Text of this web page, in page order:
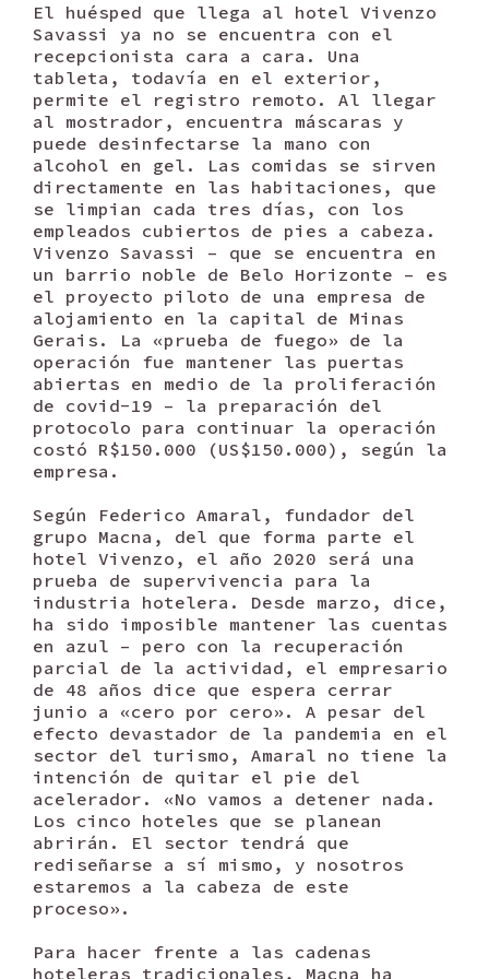
El huésped que llega al hotel Vivenzo
Savassi ya no se encuentra con el
recepcionista cara a cara. Una
tableta, todavía en el exterior,
permite el registro remoto. Al llegar
al mostrador, encuentra máscaras y
puede desinfectarse la mano con
alcohol en gel. Las comidas se sirven
directamente en las habitaciones, que
se limpian cada tres días, con los
empleados cubiertos de pies a cabeza.
Vivenzo Savassi – que se encuentra en
un barrio noble de Belo Horizonte – es
el proyecto piloto de una empresa de
alojamiento en la capital de Minas
Gerais. La «prueba de fuego» de la
operación fue mantener las puertas
abiertas en medio de la proliferación
de covid-19 – la preparación del
protocolo para continuar la operación
costó R$150.000 (US$150.000), según la
empresa.
Según Federico Amaral, fundador del
grupo Macna, del que forma parte el
hotel Vivenzo, el año 2020 será una
prueba de supervivencia para la
industria hotelera. Desde marzo, dice,
ha sido imposible mantener las cuentas
en azul – pero con la recuperación
parcial de la actividad, el empresario
de 48 años dice que espera cerrar
junio a «cero por cero». A pesar del
efecto devastador de la pandemia en el
sector del turismo, Amaral no tiene la
intención de quitar el pie del
acelerador. «No vamos a detener nada.
Los cinco hoteles que se planean
abrirán. El sector tendrá que
rediseñarse a sí mismo, y nosotros
estaremos a la cabeza de este
proceso».
Para hacer frente a las cadenas
hoteleras tradicionales, Macna ha